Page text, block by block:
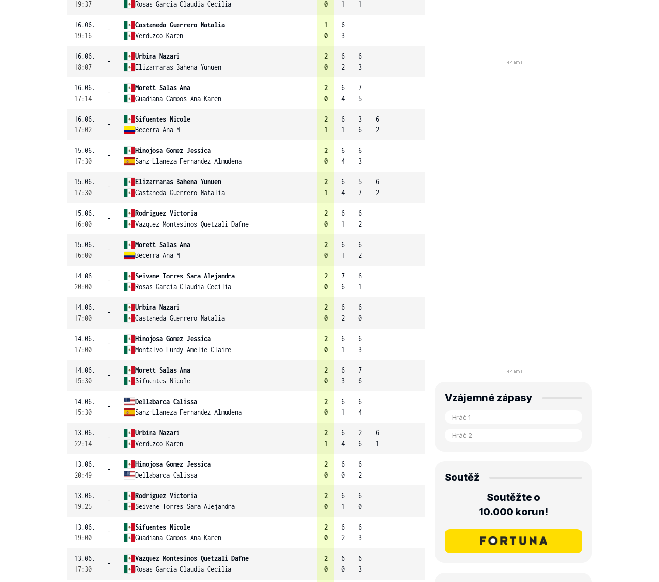
19:37
Rosas Garcia Claudia Cecilia
0
1
1
16.06.
19:16
-
Castaneda Guerrero Natalia
Verduzco Karen
1
0
6
3
16.06.
18:07
-
Urbina Nazari
Elizarraras Bahena Yunuen
2
0
6
2
6
3
16.06.
17:14
-
Morett Salas Ana
Guadiana Campos Ana Karen
2
0
6
4
7
5
16.06.
17:02
-
Sifuentes Nicole
Becerra Ana M
2
1
6
1
3
6
6
2
15.06.
17:30
-
Hinojosa Gomez Jessica
Sanz-Llaneza Fernandez Almudena
2
0
6
4
6
3
15.06.
17:30
-
Elizarraras Bahena Yunuen
Castaneda Guerrero Natalia
2
1
6
4
5
7
6
2
15.06.
16:00
-
Rodriguez Victoria
Vazquez Montesinos Quetzali Dafne
2
0
6
1
6
2
15.06.
16:00
-
Morett Salas Ana
Becerra Ana M
2
0
6
1
6
2
14.06.
20:00
-
Seivane Torres Sara Alejandra
Rosas Garcia Claudia Cecilia
2
0
7
6
6
1
14.06.
17:00
-
Urbina Nazari
Castaneda Guerrero Natalia
2
0
6
2
6
0
14.06.
17:00
-
Hinojosa Gomez Jessica
Montalvo Lundy Amelie Claire
2
0
6
1
6
3
14.06.
15:30
-
Morett Salas Ana
Sifuentes Nicole
2
0
6
3
7
6
14.06.
15:30
-
Dellabarca Calissa
Sanz-Llaneza Fernandez Almudena
2
0
6
1
6
4
13.06.
22:14
-
Urbina Nazari
Verduzco Karen
2
1
6
4
2
6
6
1
13.06.
20:49
-
Hinojosa Gomez Jessica
Dellabarca Calissa
2
0
6
0
6
2
13.06.
19:25
-
Rodriguez Victoria
Seivane Torres Sara Alejandra
2
0
6
1
6
0
13.06.
19:00
-
Sifuentes Nicole
Guadiana Campos Ana Karen
2
0
6
2
6
3
13.06.
17:30
-
Vazquez Montesinos Quetzali Dafne
Rosas Garcia Claudia Cecilia
2
0
6
0
6
3
Vzájemné zápasy
Soutěž
Soutěžte o
10.000 korun!